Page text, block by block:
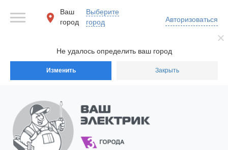
Не удалось определить ваш город
Изменить Закрыть
Ваш
город
Выберите
город
Авторизоваться